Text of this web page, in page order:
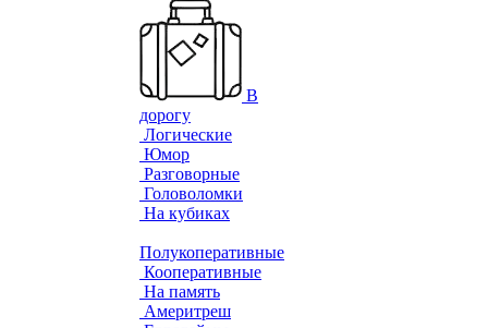
В
дорогу
Логические
Юмор
Разговорные
Головоломки
На кубиках
Полукоперативные
Кооперативные
На память
Америтреш